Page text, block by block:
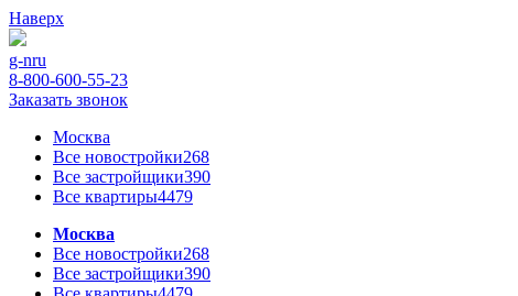
Наверх
g-nru
8-800-600-55-23
Заказать звонок
Москва
Все новостройки268
Все застройщики390
Все квартиры4479
Москва
Все новостройки268
Все застройщики390